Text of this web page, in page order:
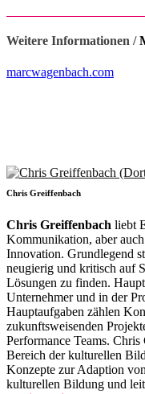
Weitere Informationen /
marcwagenbach.com
Chris Greiffenbach
Chris Greiffenbach liebt
Kommunikation, aber
Innovation. Grundlegend
neugierig und kritisch auf
Lösungen zu finden.
Unternehmer und in der
Hauptaufgaben zählen
zukunftsweisenden
Performance Teams.
Bereich der kulturellen
Konzepte zur Adaption
kulturellen Bildung und